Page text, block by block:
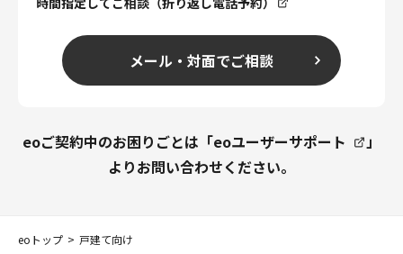
メール・対面でご相談
eoご契約中のお困りごとは「eoユーザーサポート
」
よりお問い合わせください。
eoトップ 戸建て向け